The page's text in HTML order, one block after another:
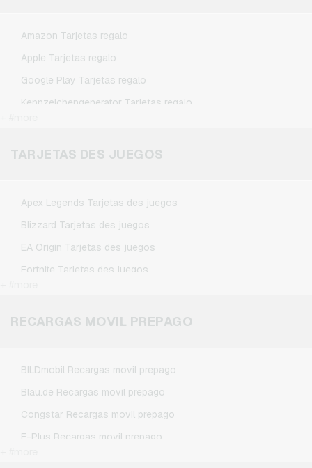
Amazon Tarjetas regalo
Apple Tarjetas regalo
Google Play Tarjetas regalo
Kennzeichengenerator Tarjetas regalo
Netflix Tarjetas regalo
TARJETAS DES JUEGOS
Apex Legends Tarjetas des juegos
Blizzard Tarjetas des juegos
EA Origin Tarjetas des juegos
Fortnite Tarjetas des juegos
Minecraft Tarjetas des juegos
RECARGAS MOVIL PREPAGO
BILDmobil Recargas movil prepago
Blau.de Recargas movil prepago
Congstar Recargas movil prepago
E-Plus Recargas movil prepago